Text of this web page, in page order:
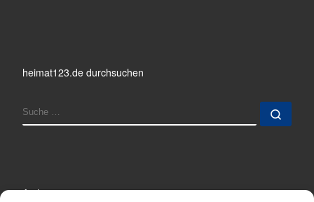
heimat123.de durchsuchen
SUCHE
Archiv